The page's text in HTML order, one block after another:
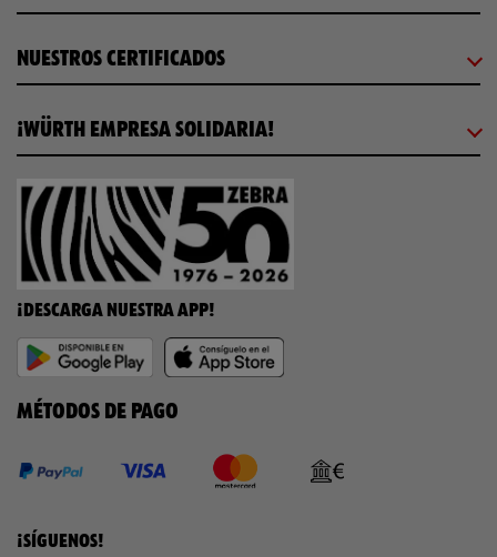
NUESTROS CERTIFICADOS
¡WÜRTH EMPRESA SOLIDARIA!
¡DESCARGA NUESTRA APP!
MÉTODOS DE PAGO
¡SÍGUENOS!